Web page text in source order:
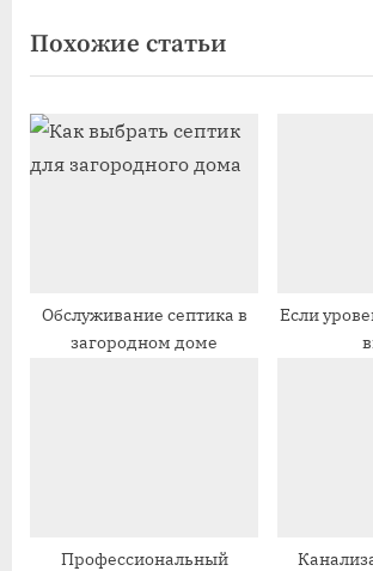
записям
д
ы
д
у
щ
а
е
д
ю
щ
а
п
Похожие статьи
Обслуживание септика в
загородном доме
Если
Профессиональный